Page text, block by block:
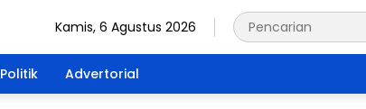
Kamis, 6 Agustus 2026
Politik Advertorial